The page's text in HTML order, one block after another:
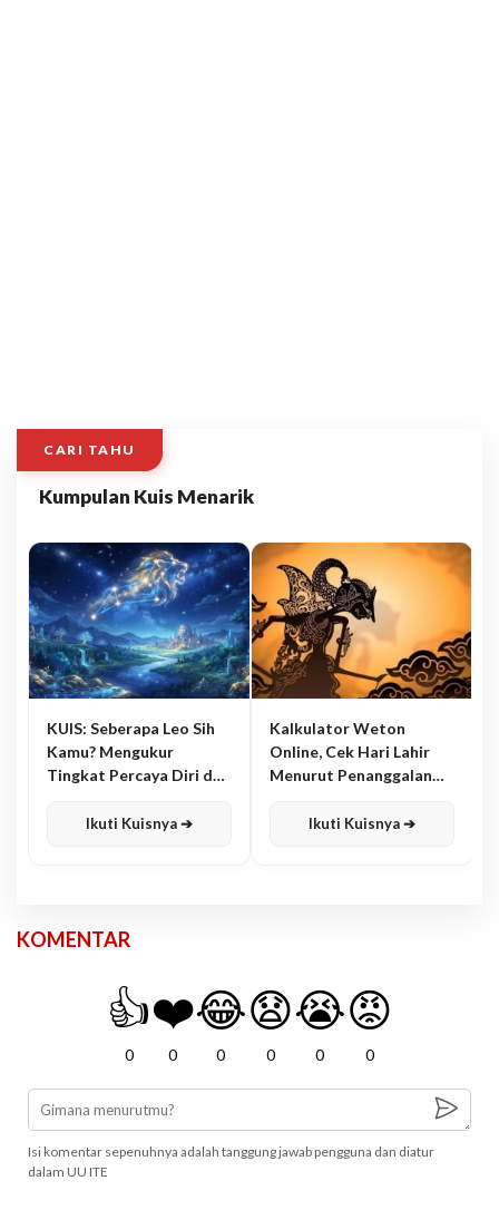
CARI TAHU
Kumpulan Kuis Menarik
KUIS: Seberapa Leo Sih
Kamu? Mengukur
Tingkat Percaya Diri dan
Ikuti Kuisnya ➔
Kalkulator Weton
Online, Cek Hari Lahir
Menurut Penanggalan
Ikuti Kuisnya ➔
KOMENTAR
👍
0
❤️
0
😂
0
😧
0
😭
0
😡
0
Isi komentar sepenuhnya adalah tanggung jawab pengguna dan diatur
dalam UU ITE